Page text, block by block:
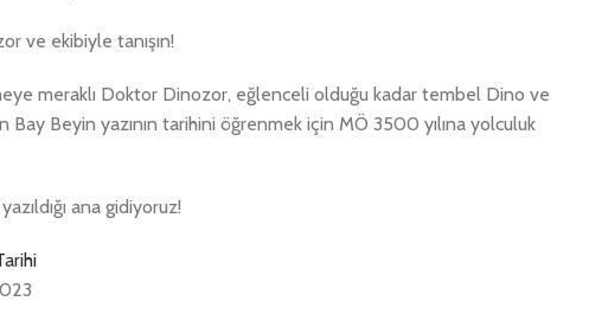
ve ekibiyle tanışın!
meraklı Doktor Dinozor, eğlenceli olduğu kadar tembel Dino ve
Bay Beyin yazının tarihini öğrenmek için MÖ 3500 yılına yolculuk
ana gidiyoruz!